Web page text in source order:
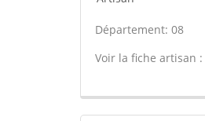
Département: 08
Voir la fiche artisan :